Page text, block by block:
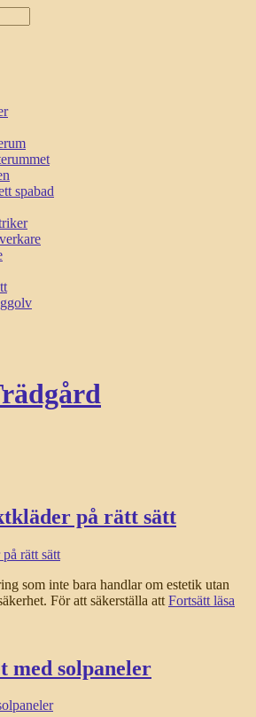
spabad
på rätt sätt
som inte bara handlar om estetik utan
För att säkerställa att Fortsätt läsa
med solpaneler